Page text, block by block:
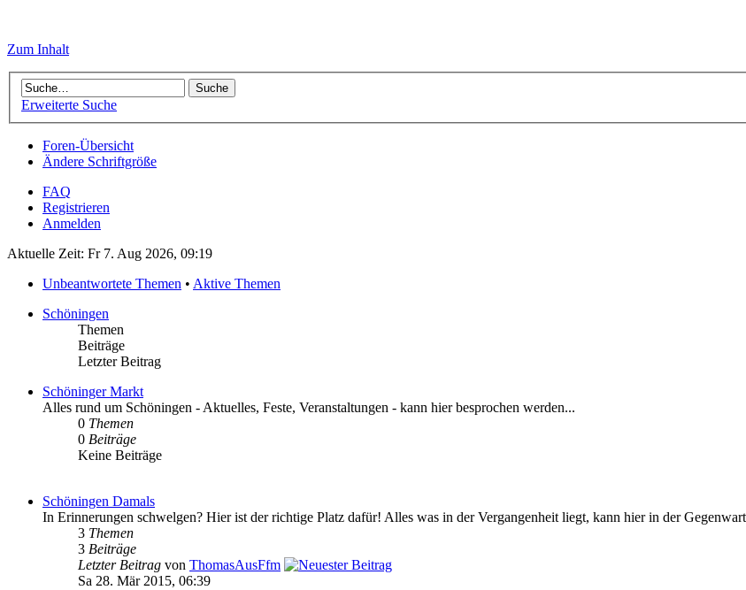
Zum Inhalt
Erweiterte Suche
Foren-Übersicht
Ändere Schriftgröße
FAQ
Registrieren
Anmelden
Aktuelle Zeit: Fr 7. Aug 2026, 09:19
Unbeantwortete Themen • Aktive Themen
Schöningen
Themen
Beiträge
Letzter Beitrag
Schöninger Markt
Alles rund um Schöningen - Aktuelles, Feste, Veranstaltungen - kann hier besprochen werden...
0 Themen
0 Beiträge
Keine Beiträge
Schöningen Damals
In Erinnerungen schwelgen? Hier ist der richtige Platz dafür! Alles was in der Vergangenheit liegt, kann hier in der
3 Themen
3 Beiträge
Letzter Beitrag von ThomasAusFfm
Sa 28. Mär 2015, 06:39